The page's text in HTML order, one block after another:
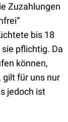
Zuzahlungen
bis 18
pflichtig. Da
können,
für uns nur
jedoch ist